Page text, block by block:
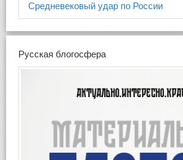
Средневековый удар по России
Русская блогосфера